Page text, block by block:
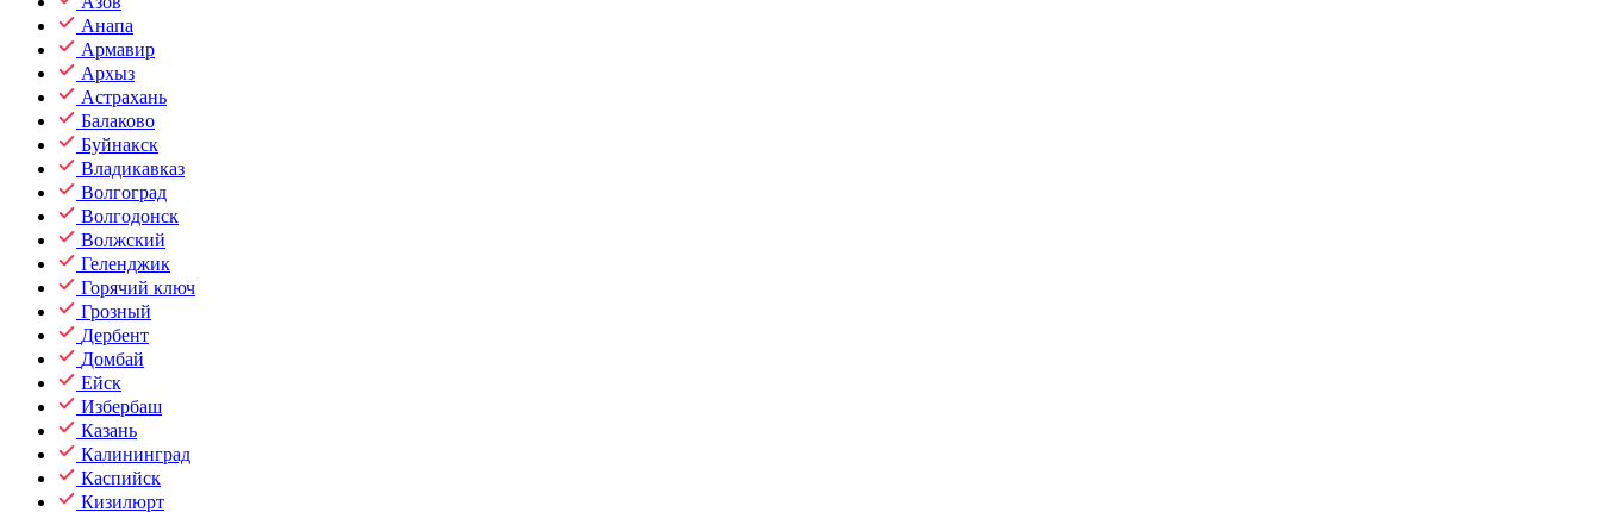
Анапа
Армавир
Архыз
Астрахань
Балаково
Буйнакск
Владикавказ
Волгоград
Волгодонск
Волжский
Геленджик
Горячий ключ
Грозный
Дербент
Домбай
Ейск
Избербаш
Казань
Калининград
Каспийск
Кизилюрт